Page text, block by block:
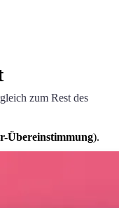
zum Rest des
Übereinstimmung).